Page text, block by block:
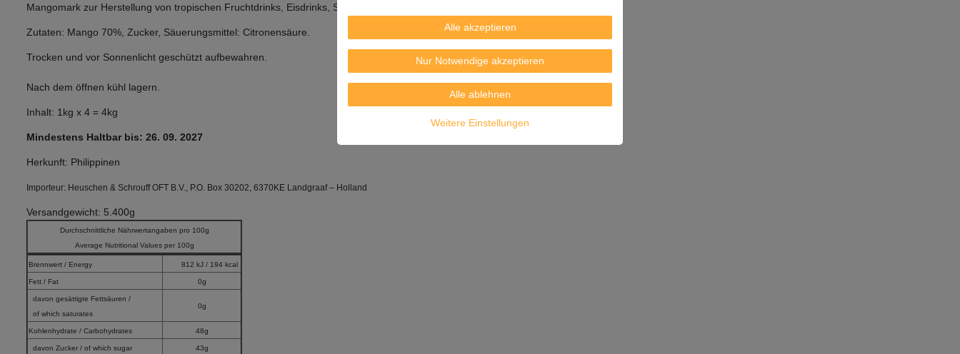
Mangomark zur Herstellung von tropischen Fruchtdrinks, Eisdrinks, Speiseeis und vielem anderen.
Zutaten: Mango 70%, Zucker, Säuerungsmittel: Citronensäure.
Trocken und vor Sonnenlicht geschützt aufbewahren.
Nach dem öffnen kühl lagern.
Inhalt: 1kg x 4 = 4kg
Mindestens Haltbar bis: 26. 09. 2027
Herkunft: Philippinen
Importeur: Heuschen & Schrouff OFT B.V., P.O. Box 30202, 6370KE Landgraaf – Holland
Versandgewicht: 5.400g
Durchschnittliche Nährwertangaben pro 100g
Average Nutritional Values per 100g
Brennwert / Energy 812 kJ / 194 kcal
Fett / Fat 0g
davon gesättigte Fettsäuren /
of which saturates
0g
Kohlenhydrate / Carbohydrates 48g
davon Zucker / of which sugar 43g
Alle akzeptieren
Nur Notwendige akzeptieren
Alle ablehnen
Weitere Einstellungen